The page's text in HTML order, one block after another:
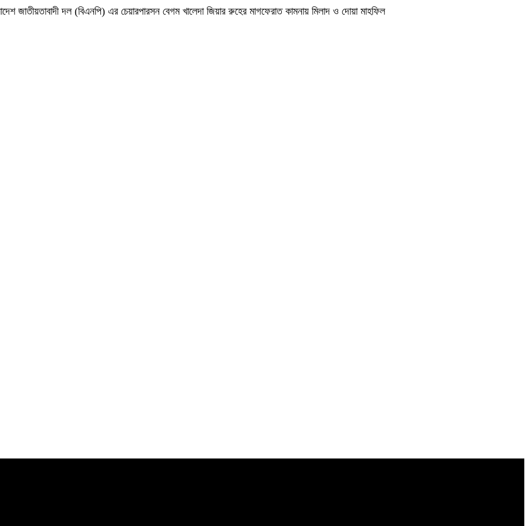
জাতীয়তাবাদী দল (বিএনপি) এর চেয়ারপারসন বেগম খালেদা জিয়ার রুহের মাগফেরাত কামনায় মিলাদ ও দোয়া মাহফিল